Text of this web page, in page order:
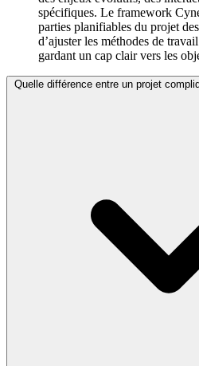
spécifiques. Le framework
parties planifiables du projet
d’ajuster les méthodes de
gardant un cap clair vers les
Quelle différence entre un projet